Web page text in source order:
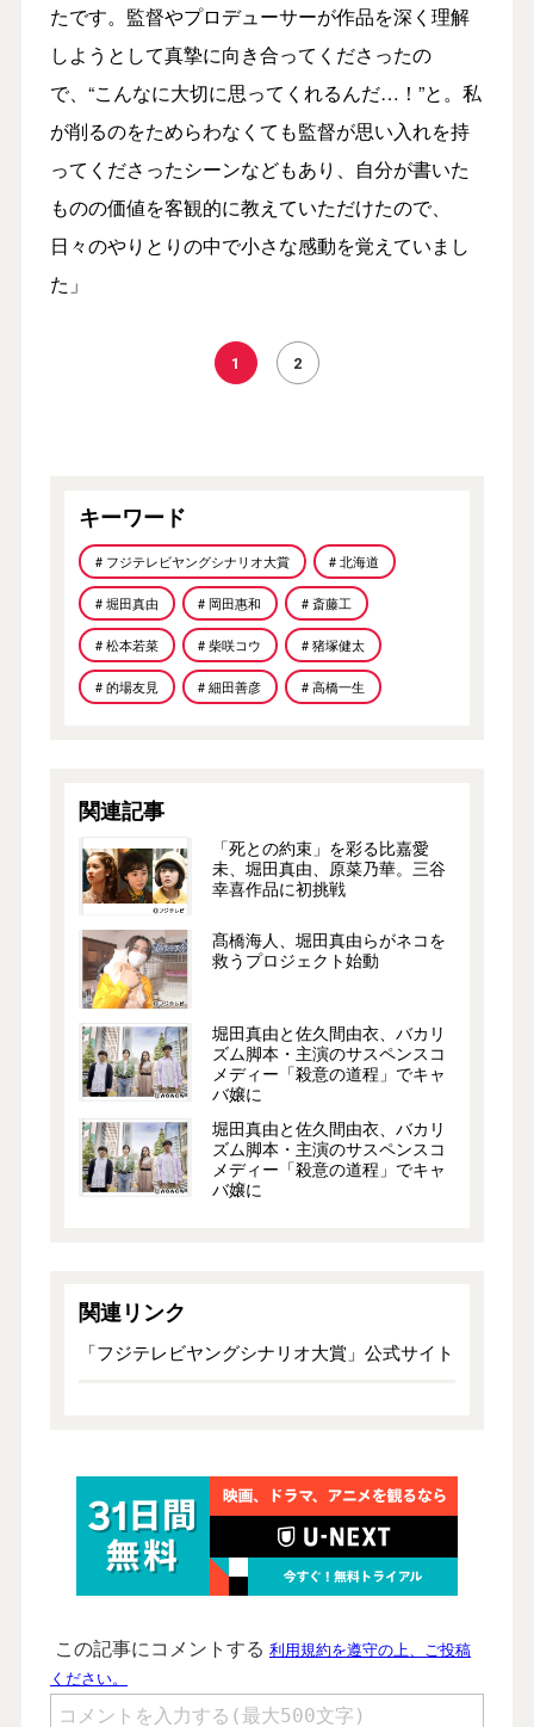
たです。監督やプロデューサーが作品を深く理解
しようとして真摯に向き合ってくださったの
で、“こんなに大切に思ってくれるんだ…！”と。私
が削るのをためらわなくても監督が思い入れを持
ってくださったシーンなどもあり、自分が書いた
ものの価値を客観的に教えていただけたので、
日々のやりとりの中で小さな感動を覚えていまし
た」
1 2
キーワード
# フジテレビヤングシナリオ大賞 # 北海道
# 堀田真由 # 岡田惠和 # 斎藤工
# 松本若菜 # 柴咲コウ # 猪塚健太
# 的場友見 # 細田善彦 # 高橋一生
関連記事
「死との約束」を彩る比嘉愛
未、堀田真由、原菜乃華。三谷
幸喜作品に初挑戦
髙橋海人、堀田真由らがネコを
救うプロジェクト始動
堀田真由と佐久間由衣、バカリ
ズム脚本・主演のサスペンスコ
メディー「殺意の道程」でキャ
バ嬢に
堀田真由と佐久間由衣、バカリ
ズム脚本・主演のサスペンスコ
メディー「殺意の道程」でキャ
バ嬢に
関連リンク
「フジテレビヤングシナリオ大賞」公式サイト